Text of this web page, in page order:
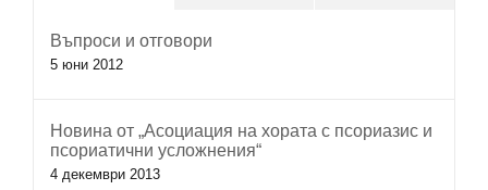
Въпроси и отговори
5 юни 2012
Новина от „Асоциация на хората с псориазис и
псориатични усложнения“
4 декември 2013